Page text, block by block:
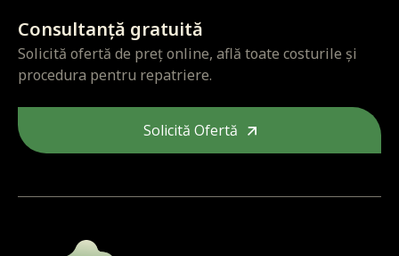
Consultanță gratuită
Solicită ofertă de preț online, află toate costurile și
procedura pentru repatriere.
Solicită Ofertă
Contactează-ne